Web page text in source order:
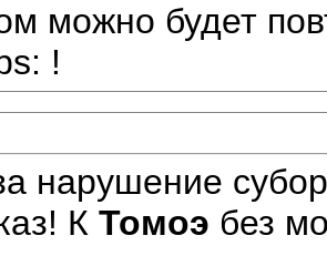
можно будет
!
нарушение
К Томоэ без